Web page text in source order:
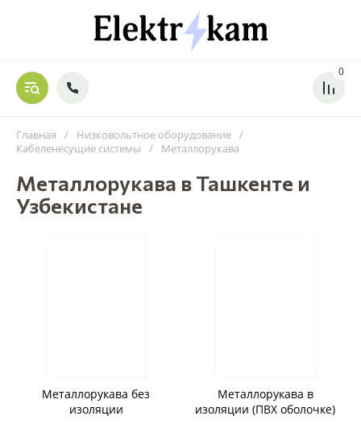
0
Главная / Низковольтное оборудование /
Кабеленесущие системы
/ Металлорукава
Металлорукава в Ташкенте и
Узбекистане
Металлорукава без
изоляции
Металлорукава в
изоляции (ПВХ оболочке)